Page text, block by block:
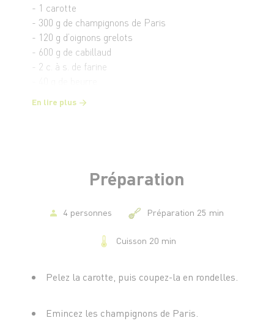
- 1 carotte
- 300 g de champignons de Paris
- 120 g d’oignons grelots
- 600 g de cabillaud
- 2 c. à s. de farine
- 1 c. à s. de fumet de poisson
- 15 cl de crème liquide
- Le jus d’un demi-citron
En lire plus
Préparation
4 personnes Préparation 25 min
Cuisson 20 min
Pelez la carotte, puis coupez-la en rondelles.
Emincez les champignons de Paris.